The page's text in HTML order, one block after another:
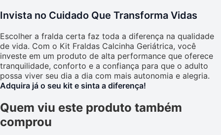
Invista no Cuidado Que Transforma Vidas
Escolher a fralda certa faz toda a diferença na qualidade
de vida. Com o Kit Fraldas Calcinha Geriátrica, você
investe em um produto de alta performance que oferece
tranquilidade, conforto e a confiança para que o adulto
possa viver seu dia a dia com mais autonomia e alegria.
Adquira já o seu kit e sinta a diferença!
Quem viu este produto também
comprou